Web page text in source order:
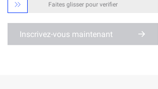
 Faites glisser pour verifier
Inscrivez-vous maintenant